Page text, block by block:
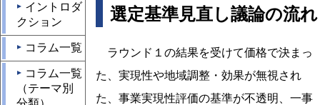
▲ イントロダ
クション
▲ コラム一覧
▲
コラム一覧
（テーマ別
選定基準見直し議論の流れ
ラウンド１の結果を受けて価格で決まっ
た、実現性や地域調整・効果が無視され
た、事業実現性評価の基準が不透明、一事